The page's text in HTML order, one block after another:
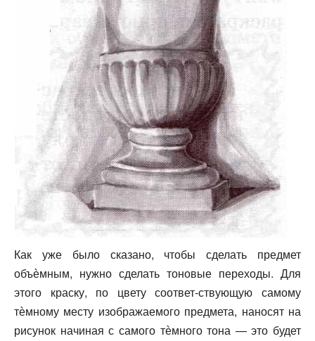
Как уже было сказано, чтобы сделать предмет
объѐмным, нужно сделать тоновые переходы. Для
этого краску, по цвету соответ-ствующую самому
тѐмному месту изображаемого предмета, наносят на
рисунок начиная с самого тѐмного тона — это будет